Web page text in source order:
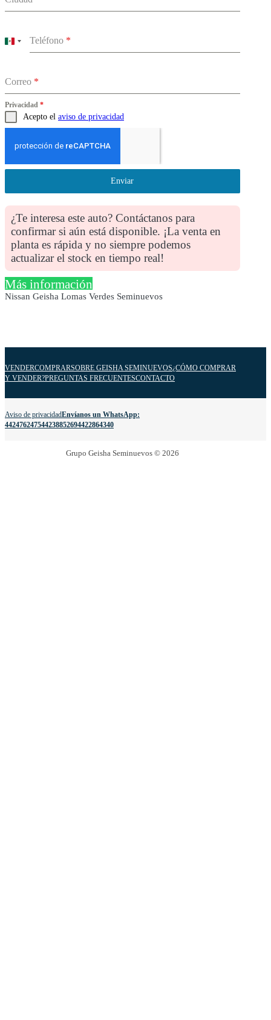
Teléfono *
Mexico
Correo *
Privacidad *
Acepto el aviso de privacidad
Enviar
¿Te interesa este auto? Contáctanos para
confirmar si aún está disponible. ¡La venta en
planta es rápida y no siempre podemos
actualizar el stock en tiempo real!
Más información
Nissan Geisha Lomas Verdes Seminuevos
VENDERCOMPRARSOBRE GEISHA SEMINUEVOS¿CÓMO COMPRAR
Y VENDER?PREGUNTAS FRECUENTESCONTACTO
Aviso de privacidadEnvíanos un WhatsApp:
442476247544238852694422864340
Grupo Geisha Seminuevos © 2026